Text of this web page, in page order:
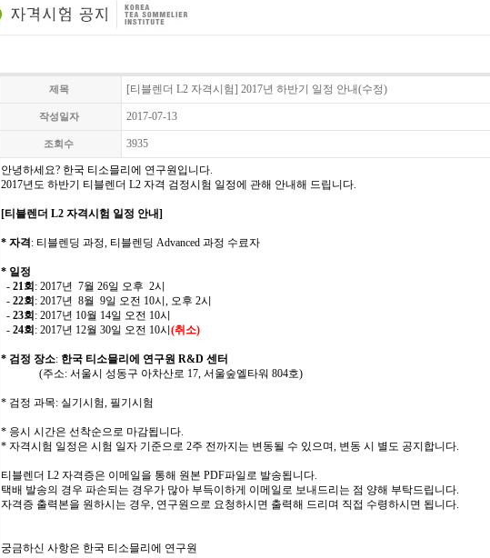
제목 [티블렌더 L2 자격시험] 2017년 하반기 일정 안내(수정)
작성일자 2017-07-13
조회수 3935
안녕하세요? 한국 티소믈리에 연구원입니다.
2017년도 하반기 티블렌더 L2 자격 검정시험 일정에 관해 안내해 드립니다.
[티블렌더 L2 자격시험 일정 안내]
* 자격 : 티블렌딩 과정, 티블렌딩 Advanced 과정 수료자
* 일정
- 21회 : 2017년 7월 26일 오후 2시
- 22회 : 2017년 8월 9일 오전 10시, 오후 2시
- 23회 : 2017년 10월 14일 오전 10시
- 24회 : 2017년 12월 30일 오전 10시 (취소)
* 검정 장소: 한국 티소믈리에 연구원 R&D 센터
(주소: 서울시 성동구 아차산로 17, 서울숲엘타워 804호)
* 검정 과목: 실기시험, 필기시험
* 응시 시간은 선착순으로 마감됩니다.
* 자격시험 일정은 시험 일자 기준으로 2주 전까지는 변동될 수 있으며, 변동 시 별도 공지합니다.
티블렌더 L2 자격증은 이메일을 통해 원본 PDF파일로 발송됩니다.
택배 발송의 경우 파손되는 경우가 많아 부득이하게 이메일로 보내드리는 점 양해 부탁드립니다.
자격증 출력본을 원하시는 경우, 연구원으로 요청하시면 출력해 드리며 직접 수령하시면 됩니다.
궁금하신 사항은 한국 티소믈리에 연구원